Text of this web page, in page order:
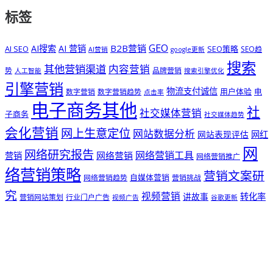
标签
AI SEO AI搜索 AI 营销 AI营销 B2B营销 GEO google更新 SEO策略 SEO趋
势 人工智能 其他营销渠道 内容营销 品牌营销 搜索引擎优化 搜索
引擎营销 数字营销 数字营销趋势 点击率 物流支付诚信 用户体验 电
子商务 电子商务其他社交媒体营销 社交媒体趋势 社
会化营销 网上生意定位 网站数据分析 网站表现评估 网红
营销 网络研究报告 网络营销 网络营销工具 网络营销推广 网
络营销策略 网络营销趋势 自媒体营销 营销挑战 营销文案研
究 营销网站策划 行业门户广告 视频广告 视频营销 讲故事 谷歌更新 转化率